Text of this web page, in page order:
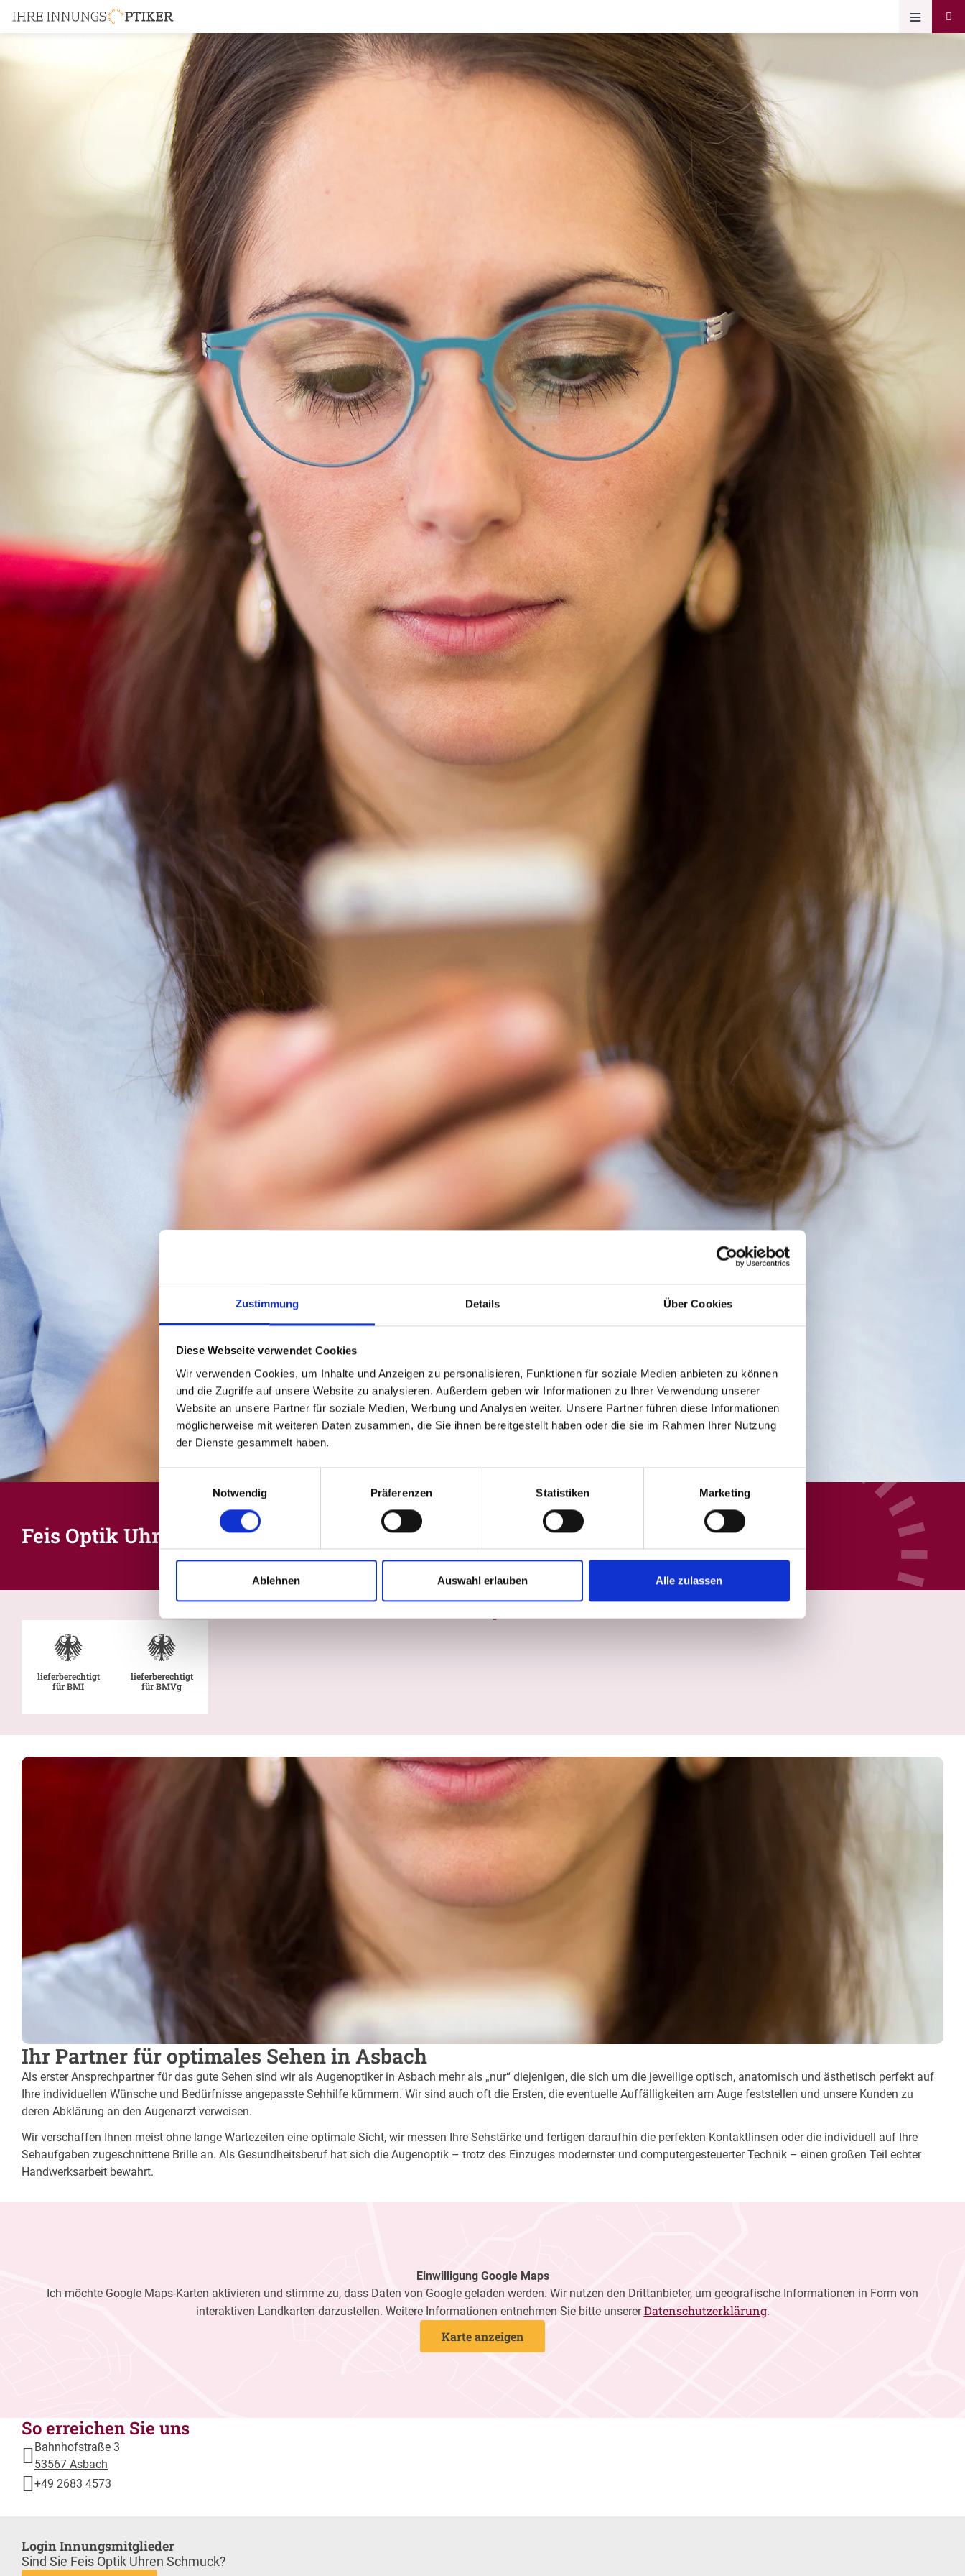
Zustimmung Details Über Cookies
Diese Webseite verwendet Cookies
Wir verwenden Cookies, um Inhalte und Anzeigen zu personalisieren, Funktionen für soziale Medien anbieten zu können
und die Zugriffe auf unsere Website zu analysieren. Außerdem geben wir Informationen zu Ihrer Verwendung unserer
Website an unsere Partner für soziale Medien, Werbung und Analysen weiter. Unsere Partner führen diese Informationen
möglicherweise mit weiteren Daten zusammen, die Sie ihnen bereitgestellt haben oder die sie im Rahmen Ihrer Nutzung
der Dienste gesammelt haben.
Notwendig
Präferenzen Statistiken Marketing
Ablehnen Auswahl erlauben Alle zulassen
Feis Optik Uhren Schmuck
lieferberechtigt
für BMI
lieferberechtigt
für BMVg
Ihr Partner für optimales Sehen in Asbach
Als erster Ansprechpartner für das gute Sehen sind wir als Augenoptiker in Asbach mehr als „nur“ diejenigen, die sich um die jeweilige optisch, anatomisch und ästhetisch perfekt auf
Ihre individuellen Wünsche und Bedürfnisse angepasste Sehhilfe kümmern. Wir sind auch oft die Ersten, die eventuelle Auffälligkeiten am Auge feststellen und unsere Kunden zu
deren Abklärung an den Augenarzt verweisen.
Wir verschaffen Ihnen meist ohne lange Wartezeiten eine optimale Sicht, wir messen Ihre Sehstärke und fertigen daraufhin die perfekten Kontaktlinsen oder die individuell auf Ihre
Sehaufgaben zugeschnittene Brille an. Als Gesundheitsberuf hat sich die Augenoptik – trotz des Einzuges modernster und computergesteuerter Technik – einen großen Teil echter
Handwerksarbeit bewahrt.
Einwilligung Google Maps
Ich möchte Google Maps-Karten aktivieren und stimme zu, dass Daten von Google geladen werden. Wir nutzen den Drittanbieter, um geografische Informationen in Form von
interaktiven Landkarten darzustellen. Weitere Informationen entnehmen Sie bitte unsererDatenschutzerklärung.
Karte anzeigen
So erreichen Sie uns
Bahnhofstraße 3
53567 Asbach
+49 2683 4573
Login Innungsmitglieder
Sind Sie Feis Optik Uhren Schmuck?